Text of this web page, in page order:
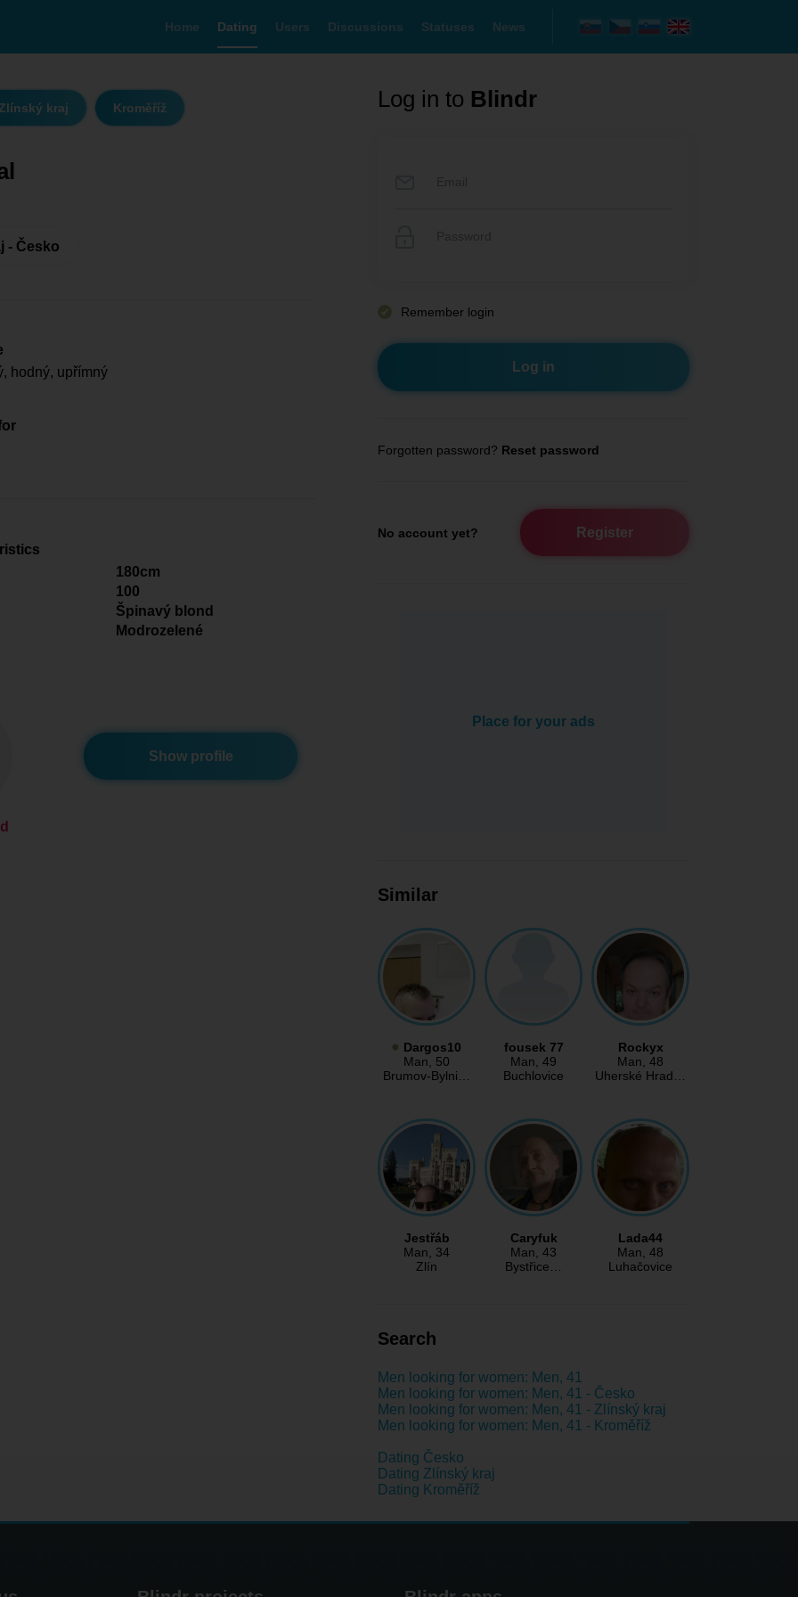
Home Dating Users Discussions Statuses News
Zlínský kraj Kroměříž
- Česko
hodný, upřímný
180cm
100
Špinavý blond
Modrozelené
Show profile
Log in to Blindr
Remember login
Forgotten password? Reset password
No account yet? Register
Place for your ads
Similar
Dargos10
Man, 50
Brumov-Bylni…
fousek 77
Man, 49
Buchlovice
Rockyx
Man, 48
Uherské Hrad…
Jestřáb
Man, 34
Zlín
Caryfuk
Man, 43
Bystřice…
Lada44
Man, 48
Luhačovice
Search
Men looking for women: Men, 41
Men looking for women: Men, 41 - Česko
Men looking for women: Men, 41 - Zlínský kraj
Men looking for women: Men, 41 - Kroměříž
Dating Česko
Dating Zlínský kraj
Dating Kroměříž